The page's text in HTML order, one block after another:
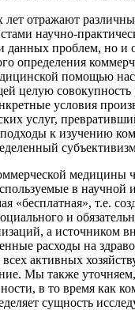
лет отражают
научно-
данных проблем, но и
определения
помощью
целую совокупность
условия
услуг,
к изучению
медицины
в научной
«бесплатная», т.е.
и
а источником
расходы на
активных
Мы также
в то время как
сущность